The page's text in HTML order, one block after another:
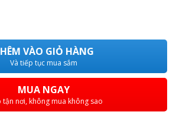
VÀO GIỎ HÀNG
Và tiếp tục mua sắm
MUA NGAY
tận nơi, không mua không sao